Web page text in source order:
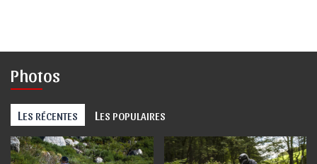
Photos
L ES RÉCENTES L ES POPULAIRES